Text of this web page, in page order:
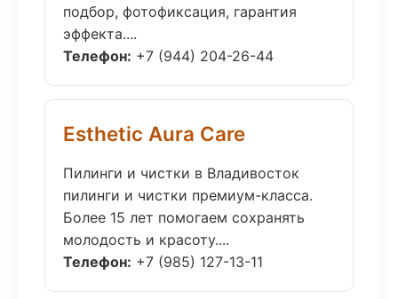
подбор, фотофиксация, гарантия
эффекта....
Телефон: +7 (944) 204-26-44
Esthetic Aura Care
Пилинги и чистки в Владивосток
пилинги и чистки премиум-класса.
Более 15 лет помогаем сохранять
молодость и красоту....
Телефон: +7 (985) 127-13-11